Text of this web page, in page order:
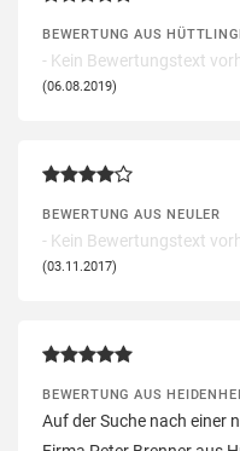
BEWERTUNG AUS
- Kein Bewertungstext
(06.08.2019)
BEWERTUNG AUS NEULER
- Kein Bewertungstext
(03.11.2017)
BEWERTUNG AUS
Auf der Suche nach einer